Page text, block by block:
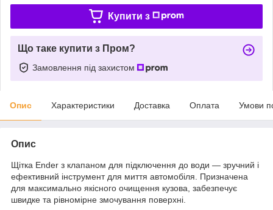
Купити з
Що таке купити з Пром?
Замовлення під захистом
Опис Характеристики Доставка Оплата Умови
Опис
Щітка Ender з клапаном для підключення до води — зручний і
ефективний інструмент для миття автомобіля. Призначена
для максимально якісного очищення кузова, забезпечує
швидке та рівномірне змочування поверхні.